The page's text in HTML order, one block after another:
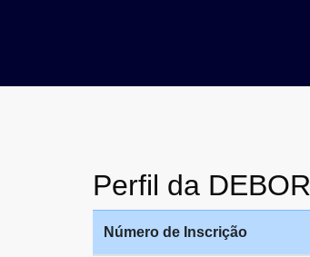
Perfil da
Número de Inscrição